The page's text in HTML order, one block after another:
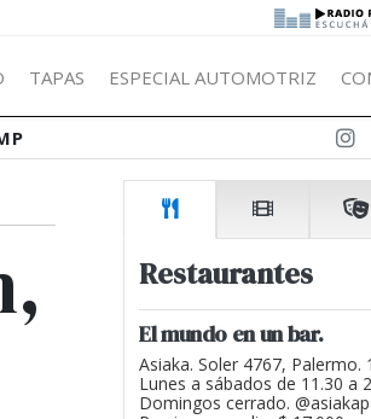
TAPAS ESPECIAL AUTOMOTRIZ
Restaurantes
El mundo en un bar.
Asiaka. Soler 4767, Palermo.
Lunes a sábados de 11.30 a
Domingos cerrado.